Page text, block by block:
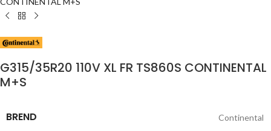
G315/35R20 110V XL FR TS860S CONTINENTAL
M+S
BREND Continental